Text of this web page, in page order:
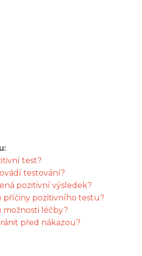
test?
testování?
pozitivní výsledek?
příčiny pozitivního testu?
možnosti léčby?
před nákazou?